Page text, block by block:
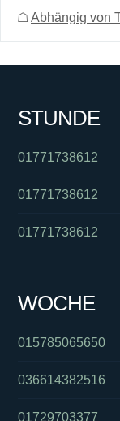
☖ Abhängig von
STUNDE
01771738612
01771738612
01771738612
WOCHE
015785065650
036614382516
01729703377